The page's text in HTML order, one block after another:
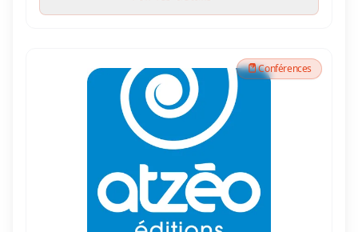
Conférences